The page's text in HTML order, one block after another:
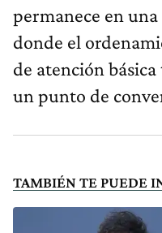
permanece en
donde el
de atención
un punto de
TAMBIÉN TE PUEDE